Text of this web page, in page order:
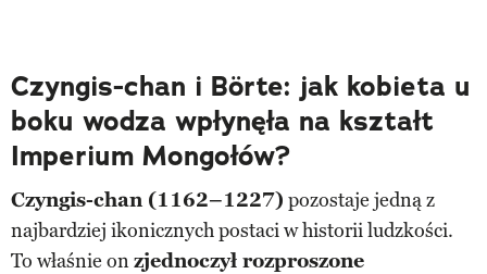
Czyngis-chan i Börte: jak kobieta u
boku wodza wpłynęła na kształt
Imperium Mongołów?
Czyngis-chan (1162–1227) pozostaje jedną z
najbardziej ikonicznych postaci w historii ludzkości.
To właśnie onzjednoczył rozproszone